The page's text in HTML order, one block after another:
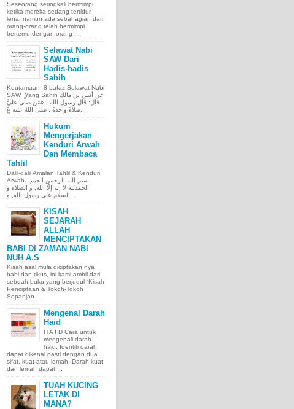
Seseorang seringkali bermimpi
ketika mereka sedang tertidur
lena, namun ada sebahagian dari
orang-orang telah bermimpi
bertemu dengan orang-...
Selawat Nabi
SAW Dari
Hadis-hadis
Sahih
Keutamaan 8 Lafaz Selawat Nabi
SAW Yang Sahih عن أنس بن مالك
قال: قال رسول الله : «مَن صلَّى عليَّ
Hukum
Mengerjakan
Kenduri Arwah
Dan Membaca
Tahlil
Dalil-dalil Amalan Tahlil & Kenduri
Arwah. بسم الله الرحمن الحيم.
الحمدلله لا إله إلّا الله, و الصلاة و
KISAH
SEJARAH
ALLAH
MENCIPTAKAN
BABI DI ZAMAN NABI
NUH A.S
Kisah asal mula diciptakan nya
babi dan tikus, ini kami ambil dari
sebuah buku yang berjudul “Kisah
Penciptaan & Tokoh-Tokoh
Sepanjan...
Mengenal Darah
Haid
H A I D Cara untuk
mengenali darah
haid. Identiti darah
dapat dikenal pasti dengan dua
sifat, kuat atau lemah. Darah kuat
dan lemah dapat ...
TUAH KUCING
LETAK DI
MANA?